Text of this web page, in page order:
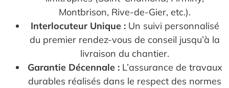
Montbrison, Rive-de-Gier, etc.).
Interlocuteur Unique :Un suivi personnalisé
du premier rendez-vous de conseil jusqu’à la
livraison du chantier.
Garantie Décennale :L’assurance de travaux
durables réalisés dans le respect des normes